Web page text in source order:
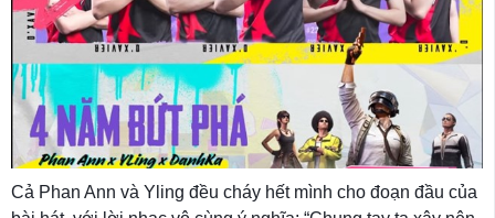
Cả Phan Ann và Yling đều cháy hết mình cho đoạn đầu của